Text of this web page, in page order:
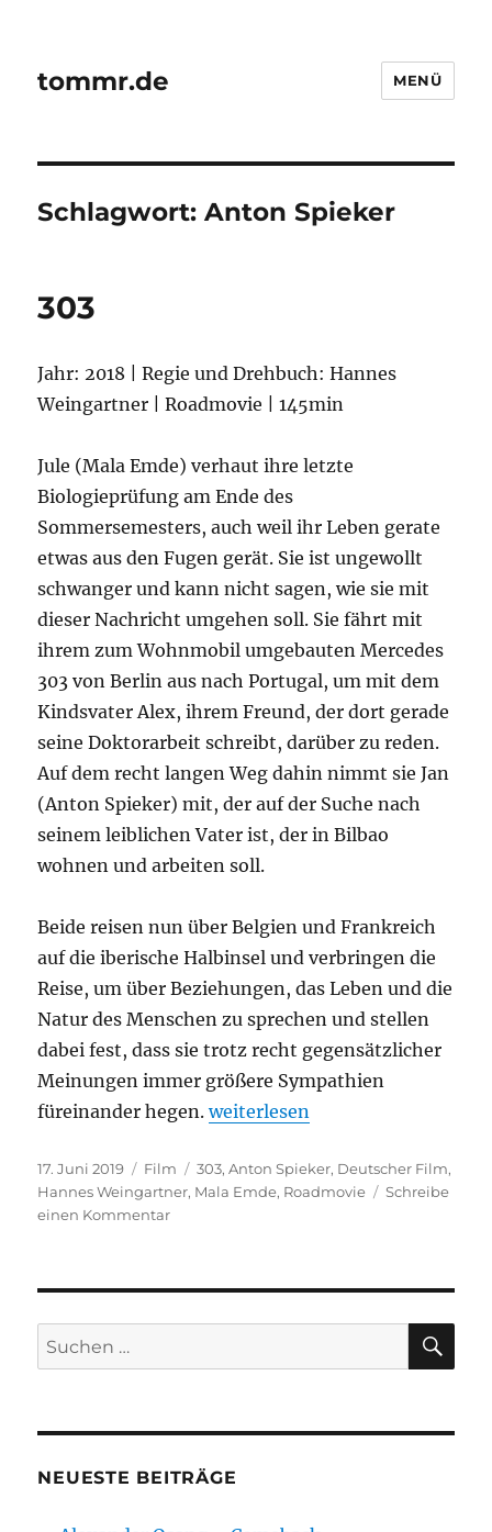
tommr.de MENÜ
Schlagwort:Anton Spieker
303
Jahr: 2018 | Regie und Drehbuch: Hannes
Weingartner | Roadmovie | 145min
Jule (Mala Emde) verhaut ihre letzte
Biologieprüfung am Ende des
Sommersemesters, auch weil ihr Leben gerate
etwas aus den Fugen gerät. Sie ist ungewollt
schwanger und kann nicht sagen, wie sie mit
dieser Nachricht umgehen soll. Sie fährt mit
ihrem zum Wohnmobil umgebauten Mercedes
303 von Berlin aus nach Portugal, um mit dem
Kindsvater Alex, ihrem Freund, der dort gerade
seine Doktorarbeit schreibt, darüber zu reden.
Auf dem recht langen Weg dahin nimmt sie Jan
(Anton Spieker) mit, der auf der Suche nach
seinem leiblichen Vater ist, der in Bilbao
wohnen und arbeiten soll.
Beide reisen nun über Belgien und Frankreich
auf die iberische Halbinsel und verbringen die
Reise, um über Beziehungen, das Leben und die
Natur des Menschen zu sprechen und stellen
dabei fest, dass sie trotz recht gegensätzlicher
Meinungen immer größere Sympathien
füreinander hegen.„303“
weiterlesen
Veröffentlicht
am
17. Juni 2019 Kategorien
Film Schlagwörter
303,Anton Spieker, Deutscher Film,
Hannes Weingartner, Mala Emde, Roadmovie
Schreibe
einen Kommentarzu
Suchen
nach:
NEUESTE BEITRÄGE